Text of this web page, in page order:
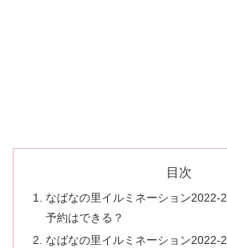
目次
なばなの里イルミネーション2022-
予約はできる？
なばなの里イルミネーション2022-